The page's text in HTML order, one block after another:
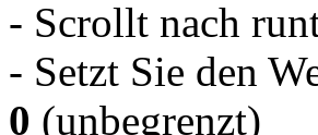
- Scrollt nach
- Setzt Sie den
0 (unbegrenzt)